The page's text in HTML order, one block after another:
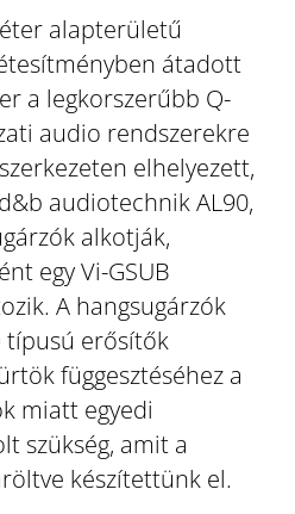
alapterületű
átadott
a legkorszerűbb Q-
audio rendszerekre
elhelyezett,
audiotechnik AL90,
alkotják,
egy Vi-GSUB
A hangsugárzók
típusú erősítők
függesztéséhez a
miatt egyedi
szükség, amit a
készítettünk el.